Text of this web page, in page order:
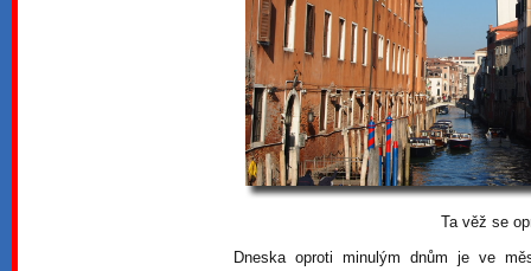
Ta věž se
Dneska oproti minulým dnům je ve